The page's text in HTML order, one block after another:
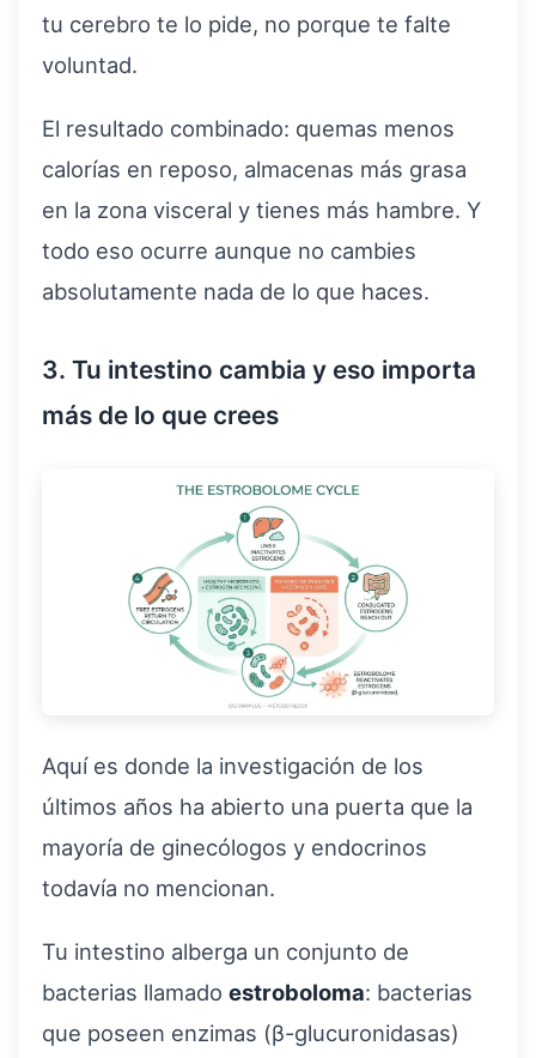
tu cerebro te lo pide, no porque te falte
voluntad.
El resultado combinado: quemas menos
calorías en reposo, almacenas más grasa
en la zona visceral y tienes más hambre. Y
todo eso ocurre aunque no cambies
absolutamente nada de lo que haces.
3. Tu intestino cambia y eso importa
más de lo que crees
Aquí es donde la investigación de los
últimos años ha abierto una puerta que la
mayoría de ginecólogos y endocrinos
todavía no mencionan.
Tu intestino alberga un conjunto de
bacterias llamado estroboloma: bacterias
que poseen enzimas (β-glucuronidasas)